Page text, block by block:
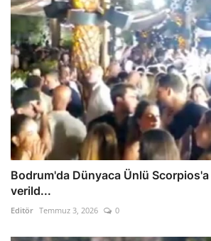
Bodrum'da Dünyaca Ünlü Scorpios'a
verild...
Editör Temmuz 3, 2026 0